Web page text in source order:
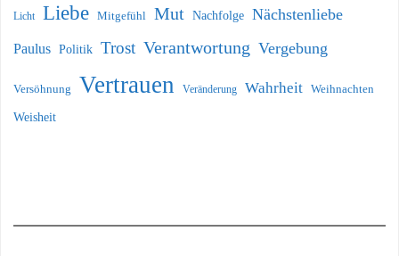
Licht Liebe Mitgefühl Mut Nachfolge Nächstenliebe
Paulus Politik Trost Verantwortung Vergebung
Versöhnung Vertrauen Veränderung Wahrheit Weihnachten
Weisheit